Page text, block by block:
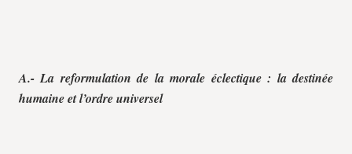
A.- La reformulation de la morale éclectique : la destinée
humaine et l’ordre universel